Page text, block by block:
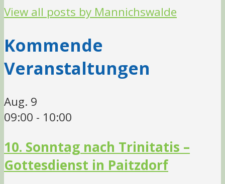
View all posts by Mannichswalde
Kommende
Veranstaltungen
Aug. 9
09:00 - 10:00
10. Sonntag nach Trinitatis –
Gottesdienst in Paitzdorf